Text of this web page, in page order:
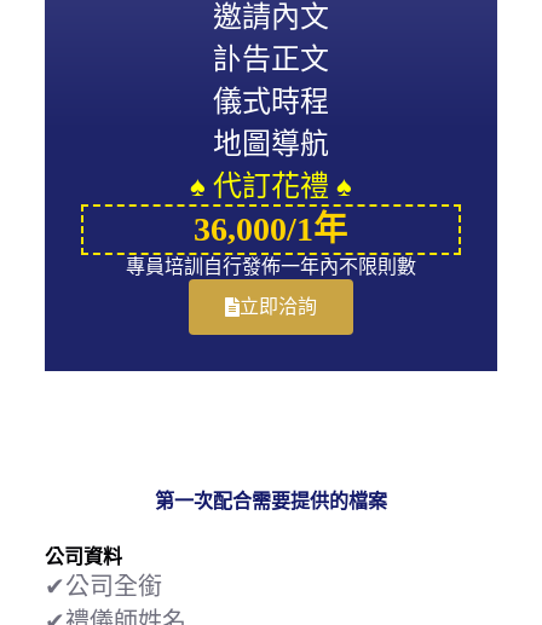
邀請內文
訃告正文
儀式時程
地圖導航
♠ 代訂花禮 ♠
36,000/1年
專員培訓自行發佈一年內不限則數
立即洽詢
第一次配合需要提供的檔案
公司資料
✔公司全銜